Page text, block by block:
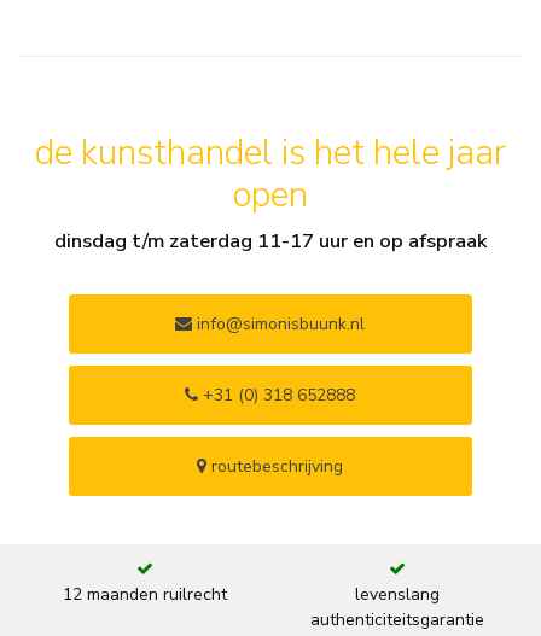
de kunsthandel is het hele jaar
open
dinsdag t/m zaterdag 11-17 uur en op afspraak
info@simonisbuunk.nl
+31 (0) 318 652888
routebeschrijving
12 maanden ruilrecht
levenslang
authenticiteitsgarantie